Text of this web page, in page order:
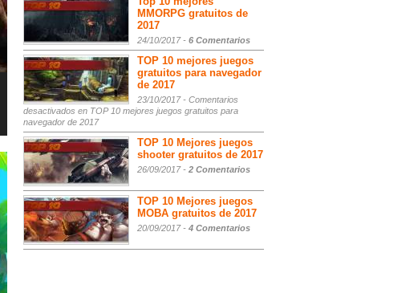
MMORPG gratuitos de
2017
24/10/2017 - 6 Comentarios
TOP 10 mejores juegos
gratuitos para navegador
de 2017
23/10/2017 - Comentarios
desactivados en TOP 10 mejores juegos gratuitos para
navegador de 2017
TOP 10 Mejores juegos
shooter gratuitos de 2017
26/09/2017 - 2 Comentarios
TOP 10 Mejores juegos
MOBA gratuitos de 2017
20/09/2017 - 4 Comentarios